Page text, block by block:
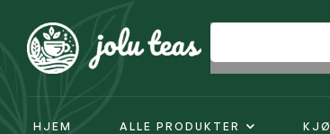
HJEM ALLE PRODUKTER